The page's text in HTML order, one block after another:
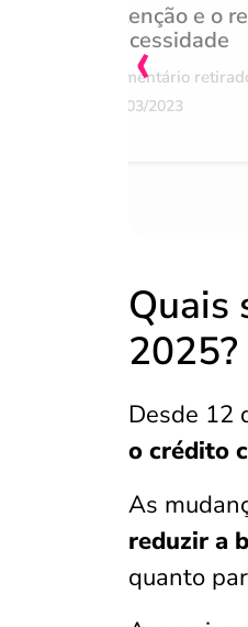
Atenção e o
necessidade
Comentário
07/03/2023
‹
Quais
2025?
Desde 12
o crédito
As
reduzir a
quanto